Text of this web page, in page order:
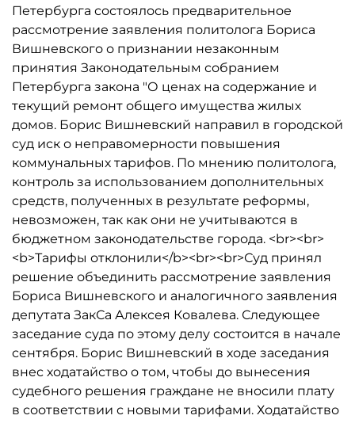
Петербурга состоялось предварительное
рассмотрение заявления политолога Бориса
Вишневского о признании незаконным
принятия Законодательным собранием
Петербурга закона "О ценах на содержание и
текущий ремонт общего имущества жилых
домов. Борис Вишневский направил в городской
суд иск о неправомерности повышения
коммунальных тарифов. По мнению политолога,
контроль за использованием дополнительных
средств, полученных в результате реформы,
невозможен, так как они не учитываются в
бюджетном законодательстве города. <br><br>
<b>Тарифы отклонили</b><br><br>Суд принял
решение объединить рассмотрение заявления
Бориса Вишневского и аналогичного заявления
депутата ЗакСа Алексея Ковалева. Следующее
заседание суда по этому делу состоится в начале
сентября. Борис Вишневский в ходе заседания
внес ходатайство о том, чтобы до вынесения
судебного решения граждане не вносили плату
в соответствии с новыми тарифами. Ходатайство